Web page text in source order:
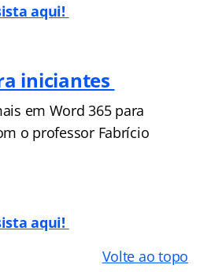
aqui!
iniciantes
em Word 365 para
o professor Fabrício
aqui!
Volte ao topo